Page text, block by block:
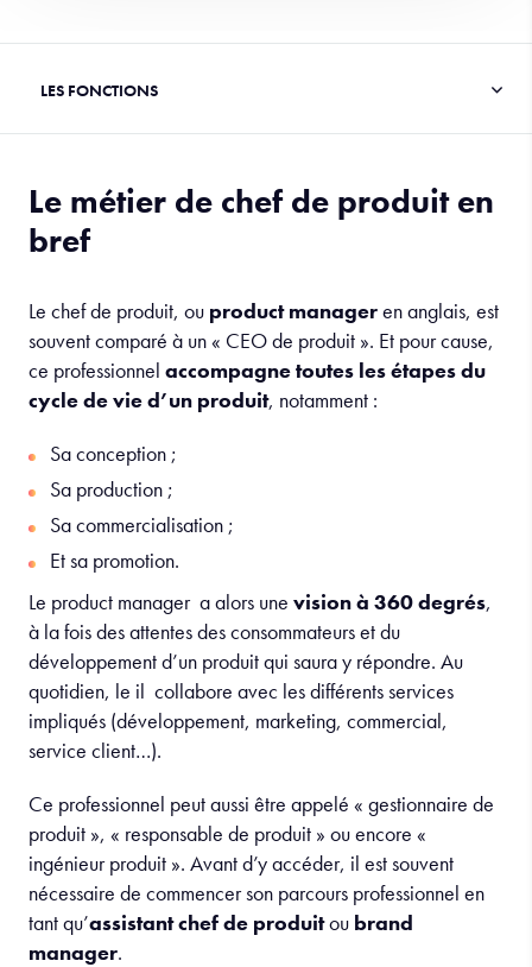
Le métier de chef de produit en
bref
Le chef de produit, ou product manageren anglais, est
souvent comparé à un « CEO de produit ». Et pour cause,
ce professionnel accompagne toutes les étapes du
cycle de vie d’un produit, notamment :
Sa conception ;
Sa production ;
Sa commercialisation ;
Et sa promotion.
Le product manager a alors une vision à 360 degrés,
à la fois des attentes des consommateurs et du
développement d’un produit qui saura y répondre. Au
quotidien, le il collabore avec les différents services
impliqués (développement, marketing, commercial,
service client…).
Ce professionnel peut aussi être appelé « gestionnaire de
produit », « responsable de produit » ou encore «
ingénieur produit ». Avant d’y accéder, il est souvent
nécessaire de commencer son parcours professionnel en
tant qu’assistant chef de produitou brand
manager.